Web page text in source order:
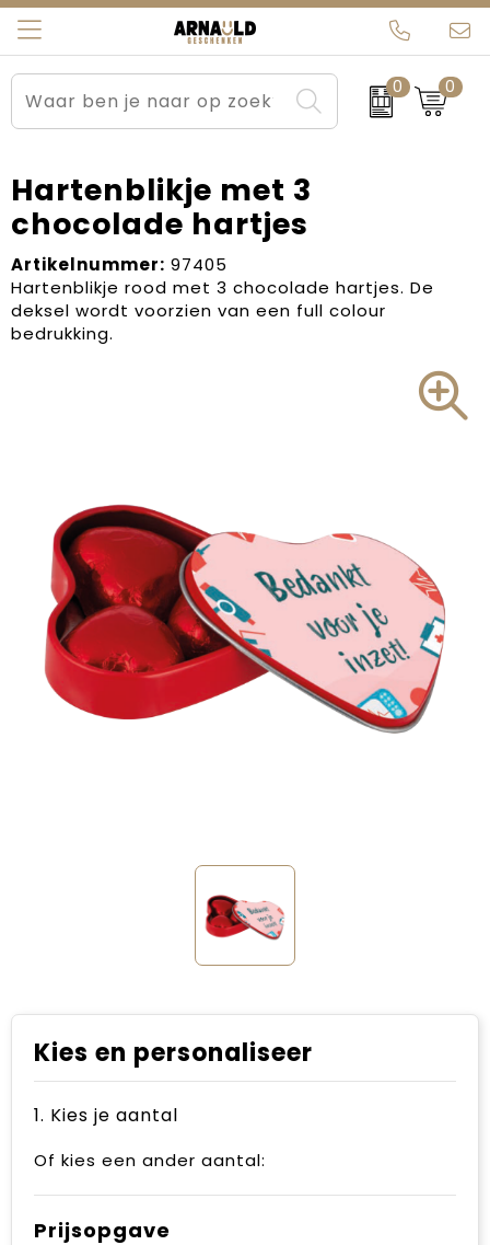
0 0
Relatiegeschenken
Sportkleding
Werkkleding
Kleding en textiel
Tassen
Beurs en Evenementen
Brievenbuspakketten
Carnaval
Dag van de Zorg
Kerstartikelen
Sinterklaas
Verjaardagen
Voetbal, EK en WK
Voor de bouw
Arnauld Kerstpakketten
MijnEigenKadootje
Ons team
Contact
Blogs
Hartenblikje met 3
chocolade hartjes
Artikelnummer: 97405
Hartenblikje rood met 3 chocolade hartjes. De
deksel wordt voorzien van een full colour
bedrukking.
Kies en personaliseer
1. Kies je aantal
Of kies een ander aantal:
Prijsopgave